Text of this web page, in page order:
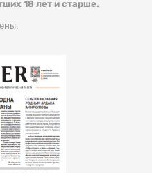
18 лет и старше.